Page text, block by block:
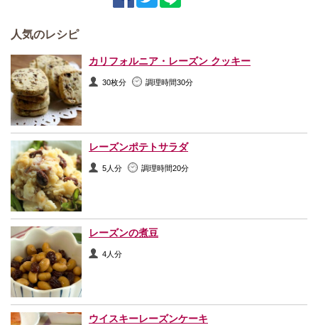
人気のレシピ
カリフォルニア・レーズン クッキー
30枚分 調理時間30分
レーズンポテトサラダ
5人分 調理時間20分
レーズンの煮豆
4人分
ウイスキーレーズンケーキ